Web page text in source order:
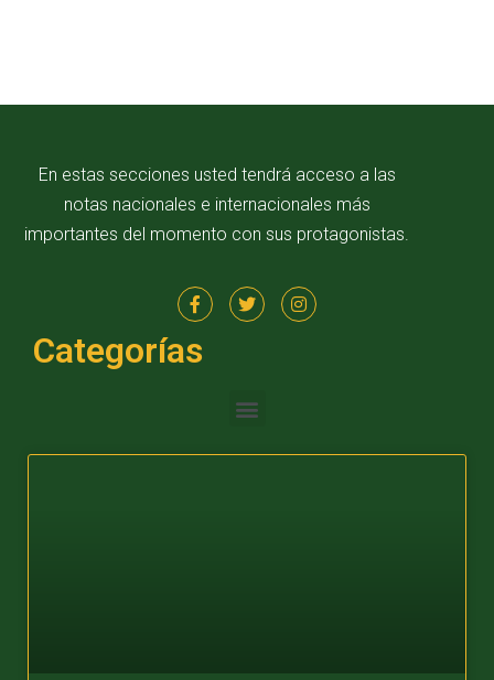
En estas secciones usted tendrá acceso a las
notas nacionales e internacionales más
importantes del momento con sus protagonistas.
Categorías